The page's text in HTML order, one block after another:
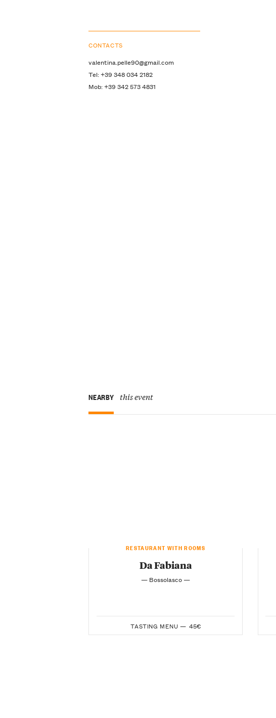
CONTACTS
valentina.pelle90@gmail.com
Tel: +39 348 034 2182
Mob: +39 342 573 4831
NEARBY this event
RESTAURANT WITH ROOMS
Da Fabiana
— Bossolasco —
TASTING MENU — 45€